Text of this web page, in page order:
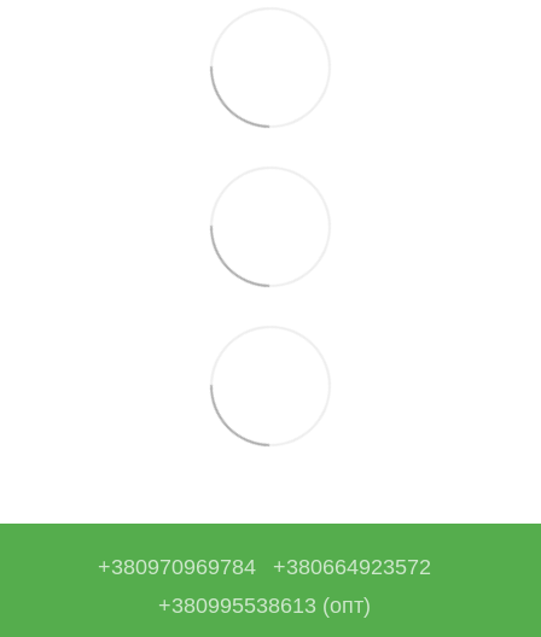
+380970969784
+380664923572
+380995538613 (опт)